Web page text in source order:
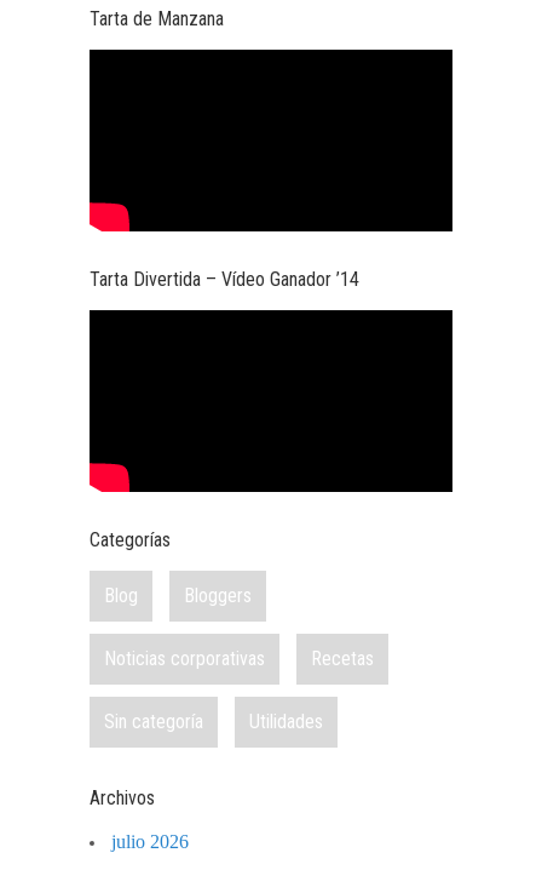
Tarta de Manzana
Tarta Divertida – Vídeo Ganador ’14
Categorías
Blog Bloggers
Noticias corporativas Recetas
Sin categoría Utilidades
Archivos
julio 2026